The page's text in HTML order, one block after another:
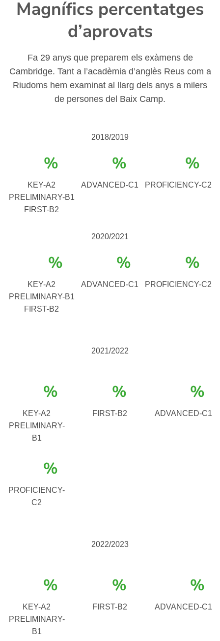
Magnífics percentatges
d’aprovats
Fa 29 anys que preparem els exàmens de
Cambridge. Tant a l’acadèmia d’anglès Reus com a
Riudoms hem examinat al llarg dels anys a milers
de persones del Baix Camp.
2018/2019
%
KEY-A2
PRELIMINARY-B1
FIRST-B2
%
ADVANCED-C1
%
PROFICIENCY-C2
2020/2021
%
KEY-A2
PRELIMINARY-B1
FIRST-B2
%
ADVANCED-C1
%
PROFICIENCY-C2
2021/2022
%
KEY-A2
PRELIMINARY-
B1
%
FIRST-B2
%
ADVANCED-C1
%
PROFICIENCY-
C2
2022/2023
%
KEY-A2
PRELIMINARY-
B1
%
FIRST-B2
%
ADVANCED-C1